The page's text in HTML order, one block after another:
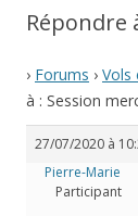
Répondre
› Forums › Vols
à : Session
27/07/2020 à
Pierre-Marie
Participant